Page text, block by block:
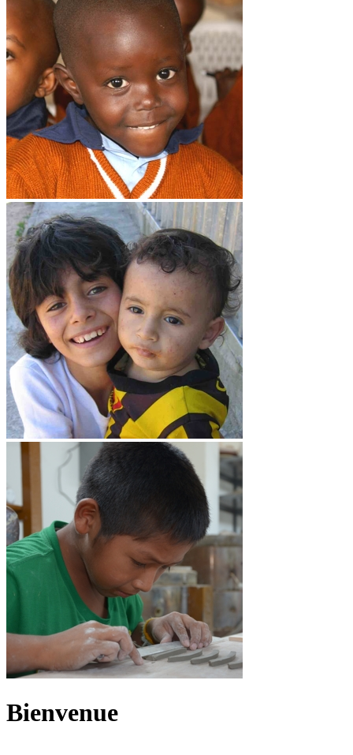
Bienvenue